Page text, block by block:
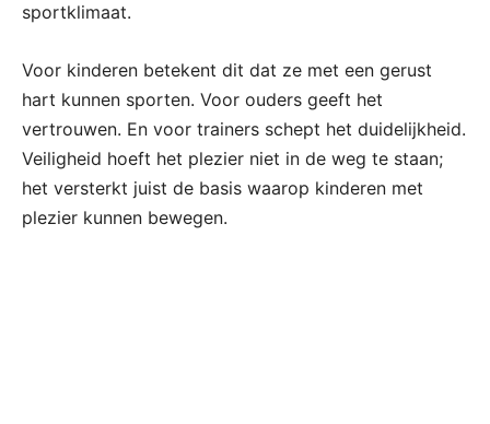
sportklimaat.
Voor kinderen betekent dit dat ze met een gerust
hart kunnen sporten. Voor ouders geeft het
vertrouwen. En voor trainers schept het duidelijkheid.
Veiligheid hoeft het plezier niet in de weg te staan;
het versterkt juist de basis waarop kinderen met
plezier kunnen bewegen.